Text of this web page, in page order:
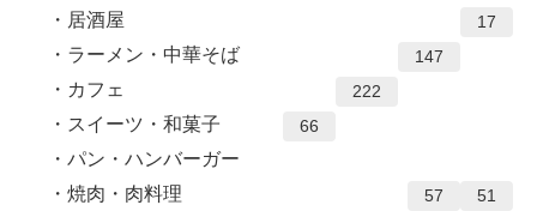
居酒屋 17
ラーメン・中華そば 147
カフェ 222
スイーツ・和菓子 66
パン・ハンバーガー
51
焼肉・肉料理 57